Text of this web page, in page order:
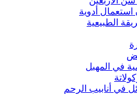
استعمال أدوية
الطبيعية
في المهبل
في أنابيب الرحم